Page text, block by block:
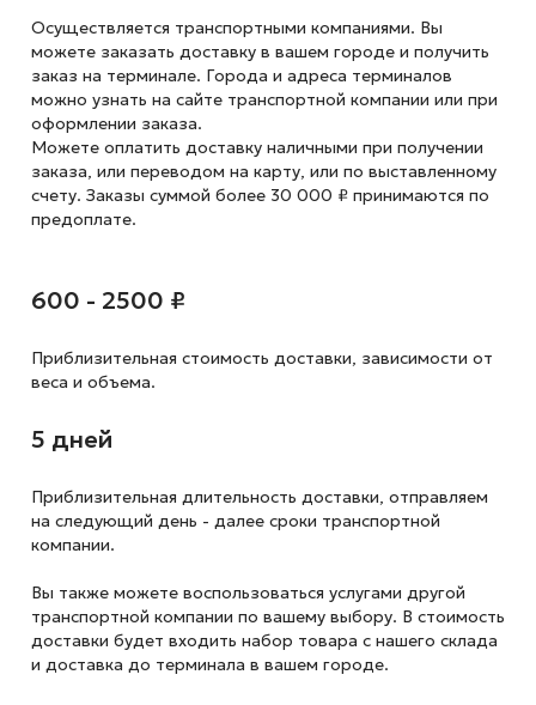
Осуществляется транспортными компаниями. Вы
можете заказать доставку в вашем городе и получить
заказ на терминале. Города и адреса терминалов
можно узнать на сайте транспортной компании или при
оформлении заказа.
Можете оплатить доставку наличными при получении
заказа, или переводом на карту, или по выставленному
счету. Заказы суммой более 30 000 ₽ принимаются по
предоплате.
600 - 2500 ₽
Приблизительная стоимость доставки, зависимости от
веса и объема.
5 дней
Приблизительная длительность доставки, отправляем
на следующий день - далее сроки транспортной
компании.
Вы также можете воспользоваться услугами другой
транспортной компании по вашему выбору. В стоимость
доставки будет входить набор товара с нашего склада
и доставка до терминала в вашем городе.